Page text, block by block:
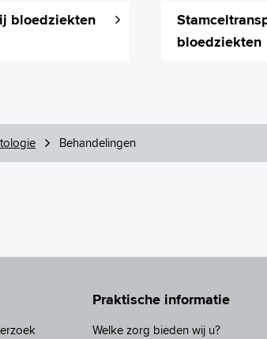
bloedziekten
bloedziekten
Behandelingen
Praktische informatie
Welke zorg bieden wij u?